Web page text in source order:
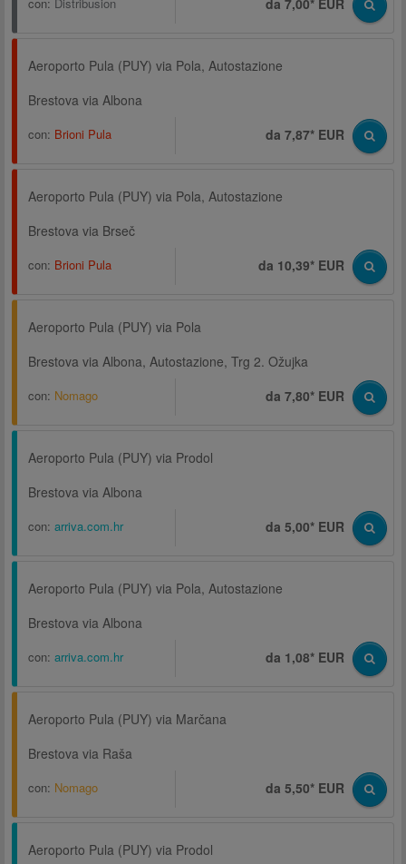
da 7,00* EUR
Aeroporto Pula (PUY) via Pola, Autostazione
Brestova via Albona
con: Brioni Pula da 7,87* EUR
Aeroporto Pula (PUY) via Pola, Autostazione
Brestova via Brseč
con: Brioni Pula da 10,39* EUR
Aeroporto Pula (PUY) via Pola
Brestova via Albona, Autostazione, Trg 2. Ožujka
con: Nomago da 7,80* EUR
Aeroporto Pula (PUY) via Prodol
Brestova via Albona
con: arriva.com.hr da 5,00* EUR
Aeroporto Pula (PUY) via Pola, Autostazione
Brestova via Albona
con: arriva.com.hr da 1,08* EUR
Aeroporto Pula (PUY) via Marčana
Brestova via Raša
con: Nomago da 5,50* EUR
Aeroporto Pula (PUY) via Prodol